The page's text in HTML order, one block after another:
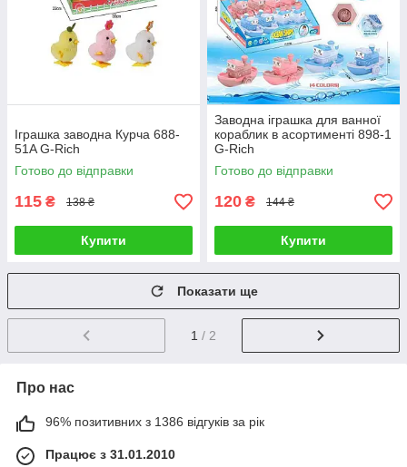
Іграшка заводна Курча 688-
51A G-Rich
Готово до відправки
115 ₴ 138 ₴
Купити
Заводна іграшка для ванної
кораблик в асортименті 898-1
G-Rich
Готово до відправки
120 ₴ 144 ₴
Купити
Показати ще
1 / 2
Про нас
96% позитивних з 1386 відгуків за рік
Працює з 31.01.2010